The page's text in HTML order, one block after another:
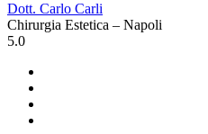
Dott. Carlo Carli
Chirurgia Estetica – Napoli
5.0